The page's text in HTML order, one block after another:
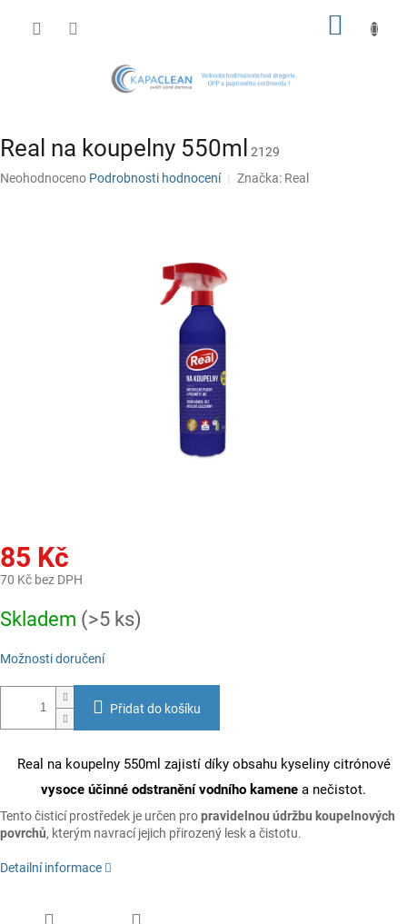
Real na koupelny 550ml
2129
Průměrné
Neohodnoceno Podrobnosti hodnocení Značka: Real
85 Kč
70 Kč bez DPH
cena:
Skladem (>5 ks)
Možnosti doručení
Přidat do košíku
Real na koupelny 550ml zajistí díky obsahu kyseliny citrónové
vysoce účinné odstranění vodního kamene a nečistot.
Tento čisticí prostředek je určen propravidelnou údržbu koupelnových
povrchů, kterým navrací jejich přirozený lesk a čistotu.
Detailní informace